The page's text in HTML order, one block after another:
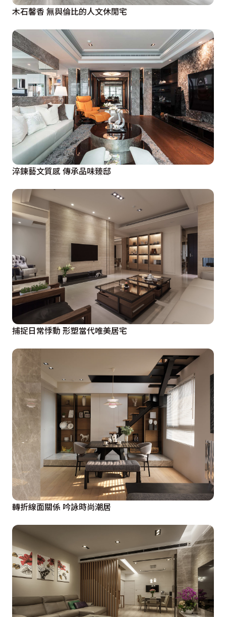
木石馨香 無與倫比的人文休閒宅
淬鍊藝文質感 傳承品味臻邸
捕捉日常悸動 形塑當代唯美居宅
轉折線面關係 吟詠時尚潮居